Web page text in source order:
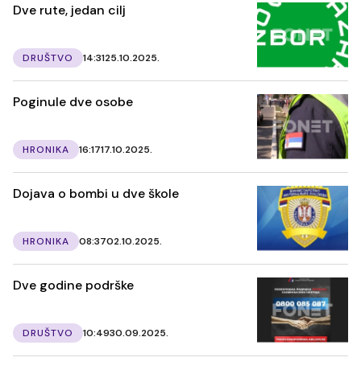
Dve rute, jedan cilj
DRUŠTVO 14:3125.10.2025.
Poginule dve osobe
HRONIKA 16:1717.10.2025.
Dojava o bombi u dve škole
HRONIKA 08:3702.10.2025.
Dve godine podrške
DRUŠTVO 10:4930.09.2025.